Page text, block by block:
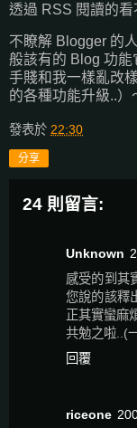
透過 RSS 閱讀的看
不瞭解 Blogger 的
般該有的 Blog 功
手賤和我一樣亂改
的各種功能升級..）
發表於 22:30
分享
24 則留言:
Unknown
感受的到其
您說的該釋
正其實蠻麻
共勉之啦..(
回覆
riceone